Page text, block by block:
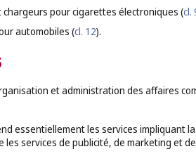
pour cigarettes électroniques (cl.
automobiles (cl. 12).
et administration des affaires
essentiellement les services impliquant
les services de publicité, de marketing et